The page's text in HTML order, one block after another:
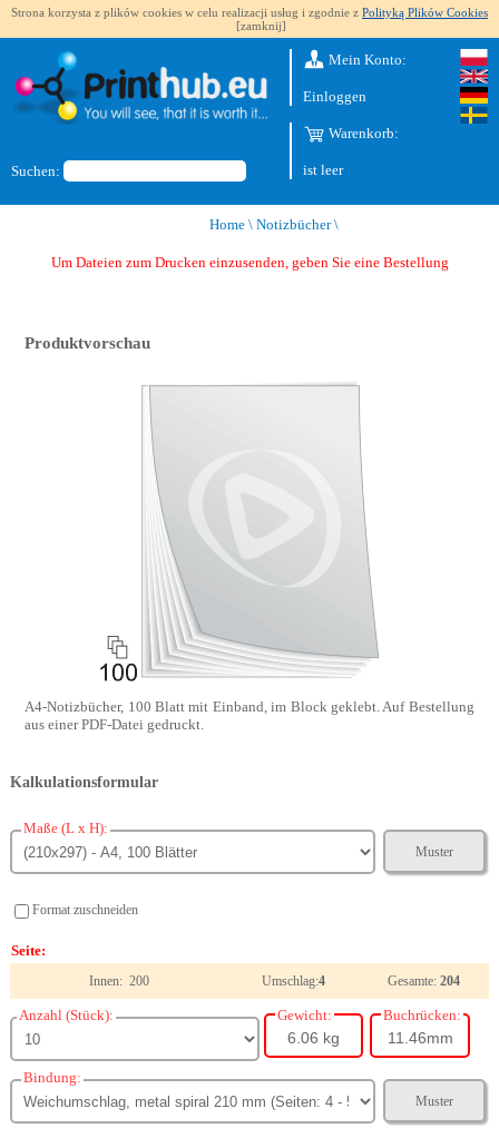
Strona korzysta z plików cookies w celu realizacji usług i zgodnie z Polityką Plików Cookies
[zamknij]
Suchen:
Mein Konto:
Einloggen
Warenkorb:
ist leer
Home \ Notizbücher\
Um Dateien zum Drucken einzusenden, geben Sie eine Bestellung auf
Produktvorschau
A4-Notizbücher, 100 Blatt mit Einband, im Block geklebt. Auf Bestellung
aus einer PDF-Datei gedruckt.
Kalkulationsformular
Maße (L x H):
Muster
Format zuschneiden
Seite:
Innen: 200 Umschlag:4 Gesamte: 204
Anzahl (Stück): Gewicht:
6.06 kg
Buchrücken:
11.46mm
Bindung:
Muster